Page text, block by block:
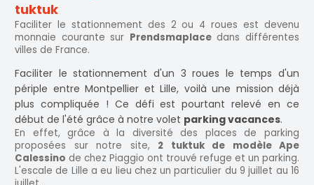
tuktuk
Faciliter le stationnement des 2 ou 4 roues est devenu
monnaie courante sur Prendsmaplacedans différentes
villes de France.
Faciliter le stationnement d'un 3 roues le temps d'un
périple entre Montpellier et Lille, voilà une mission déjà
plus compliquée ! Ce défi est pourtant relevé en ce
début de l'été grâce à notre volet parking vacances.
En effet, grâce à la diversité des places de parking
proposées sur notre site, 2 tuktuk de modèle Ape
Calessino de chez Piaggio ont trouvé refuge et un parking.
L'escale de Lille a eu lieu chez un particulier du 9 juillet au 16